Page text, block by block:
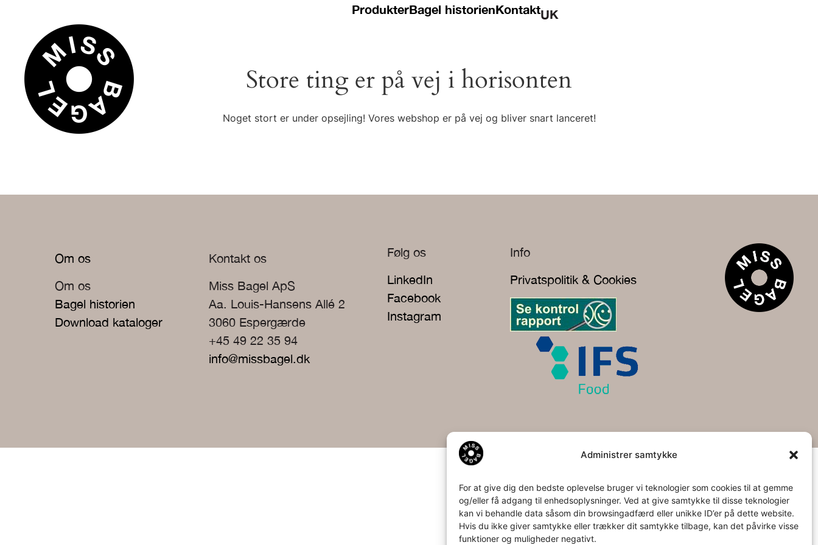
Administrer samtykke
For at give dig den bedste oplevelse bruger vi teknologier som cookies til at gemme
og/eller få adgang til enhedsoplysninger. Ved at give samtykke til disse teknologier
kan vi behandle data såsom din browsingadfærd eller unikke ID’er på dette website.
Hvis du ikke giver samtykke eller trækker dit samtykke tilbage, kan det påvirke visse
funktioner og muligheder negativt.
ProdukterBagel historienKontaktUK
Store ting er på vej i horisonten
Noget stort er under opsejling! Vores webshop er på vej og bliver snart lanceret!
Om os
Om os
Bagel historien
Download kataloger
Kontakt os
Miss Bagel ApS
Aa. Louis-Hansens Allé 2
3060 Espergærde
+45 49 22 35 94
info@missbagel.dk
Følg os
LinkedIn
Facebook
Instagram
Info
Privatspolitik & Cookies